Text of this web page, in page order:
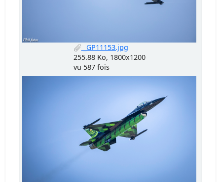
_GP11153.jpg
255.88 Ko, 1800x1200
vu 587 fois